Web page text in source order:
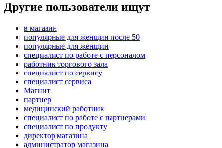
Другие пользователи ищут
в магазин
популярные для женщин после 50
популярные для женщин
специалист по работе с персоналом
работник торгового зала
специалист по сервису
специалист сервиса
Магнит
партнер
медицинский работник
специалист по работе с партнерами
специалист по продукту
директор магазина
администратор магазина